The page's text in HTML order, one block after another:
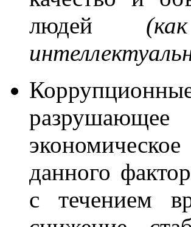
людей
данного
с течением